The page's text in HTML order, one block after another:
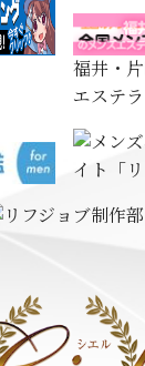
福井・
エステ